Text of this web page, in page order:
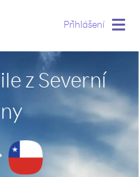
Přihlášení
z Severní